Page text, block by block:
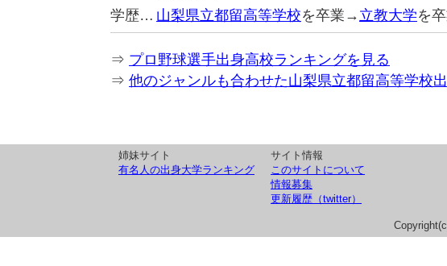
学歴… 山梨県立都留高等学校を卒業→ 立教大学を
⇒ プロ野球選手出身高校ランキングを見る
⇒ 他のジャンルも合わせた山梨県立都留高等学校
姉妹サイト
有名人の出身大学ランキング
サイト情報
このサイトについて
情報募集
更新履歴（twitter）